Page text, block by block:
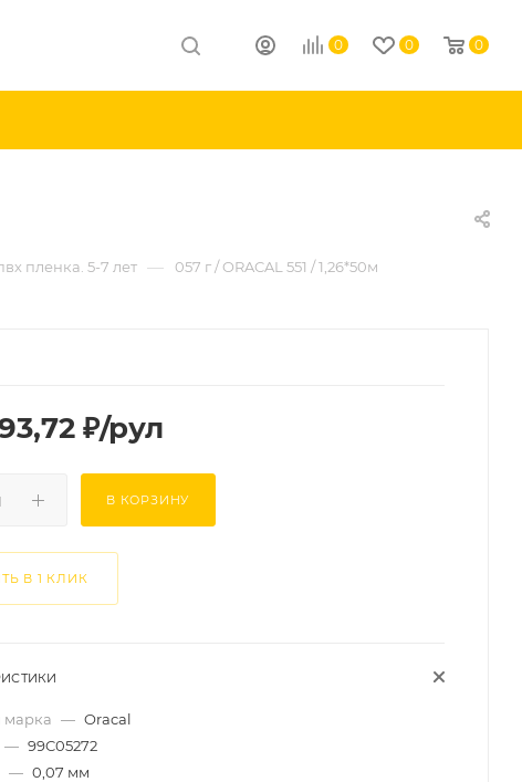
0 0 0
пленка. 5-7 лет — 057 г / ORACAL 551 / 1,26*50м
₽/рул
В КОРЗИНУ
В 1 КЛИК
марка — Oracal
— 99C05272
— 0,07 мм